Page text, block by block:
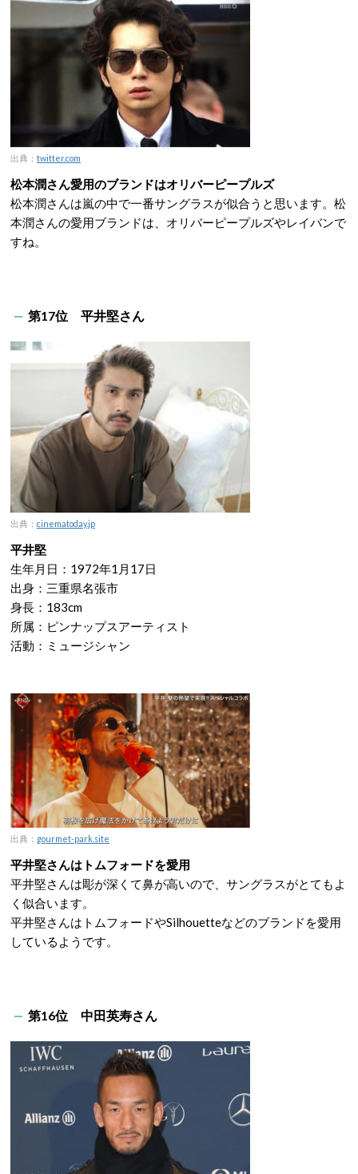
出典： twitter.com
松本潤さん愛用のブランドはオリバーピープルズ
松本潤さんは嵐の中で一番サングラスが似合うと思います。松
本潤さんの愛用ブランドは、オリバーピープルズやレイバンで
すね。
第17位 平井堅さん
出典： cinematoday.jp
平井堅
生年月日：1972年1月17日
出身：三重県名張市
身長：183cm
所属：ピンナップスアーティスト
活動：ミュージシャン
出典： gourmet-park.site
平井堅さんはトムフォードを愛用
平井堅さんは彫が深くて鼻が高いので、サングラスがとてもよ
く似合います。
平井堅さんはトムフォードやSilhouetteなどのブランドを愛用
しているようです。
第16位 中田英寿さん